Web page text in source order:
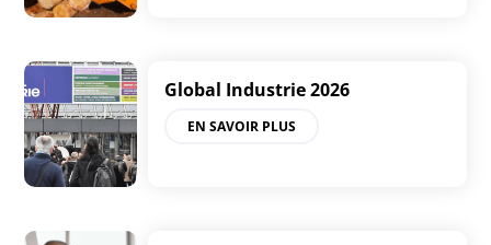
Global Industrie 2026
EN SAVOIR PLUS